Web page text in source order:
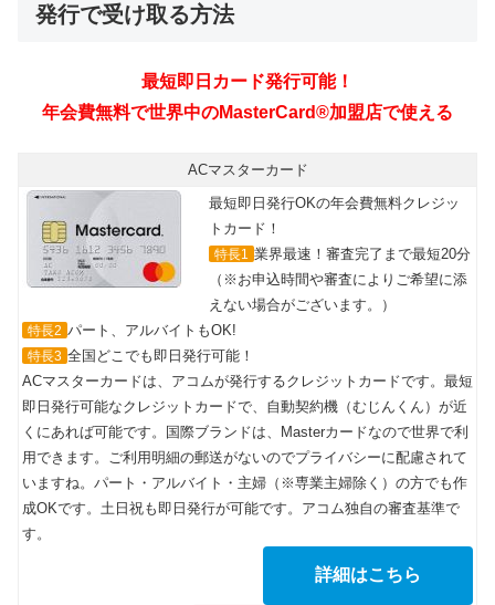
発行で受け取る方法
ACマスターカード
最短即日発行OKの年会費無料クレジッ
トカード！
特長1 業界最速！審査完了まで最短20分
（※お申込時間や審査によりご希望に添
えない場合がございます。）
特長2 パート、アルバイトもOK!
特長3 全国どこでも即日発行可能！
ACマスターカードは、アコムが発行するクレジットカードです。最短
即日発行可能なクレジットカードで、自動契約機（むじんくん）が近
くにあれば可能です。国際ブランドは、Masterカードなので世界で利
用できます。ご利用明細の郵送がないのでプライバシーに配慮されて
いますね。パート・アルバイト・主婦（※専業主婦除く）の方でも作
成OKです。土日祝も即日発行が可能です。アコム独自の審査基準で
す。
詳細はこちら